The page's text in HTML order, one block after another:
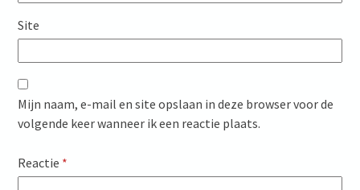
Site
Mijn naam, e-mail en site opslaan in deze browser voor de
volgende keer wanneer ik een reactie plaats.
Reactie *